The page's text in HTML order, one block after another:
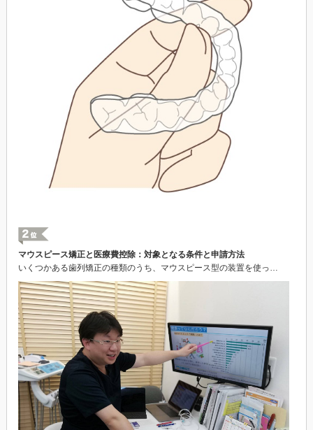
マウスピース矯正と医療費控除：対象となる条件と申請方法
いくつかある歯列矯正の種類のうち、マウスピース型の装置を使っ…